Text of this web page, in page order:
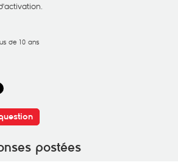
de 10 ans
postées